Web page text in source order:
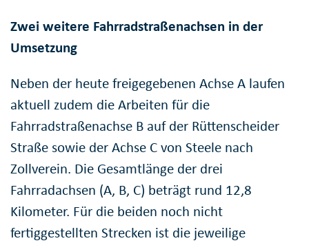
Zwei weitere Fahrradstraßenachsen in der
Umsetzung
Neben der heute freigegebenen Achse A laufen
aktuell zudem die Arbeiten für die
Fahrradstraßenachse B auf der Rüttenscheider
Straße sowie der Achse C von Steele nach
Zollverein. Die Gesamtlänge der drei
Fahrradachsen (A, B, C) beträgt rund 12,8
Kilometer. Für die beiden noch nicht
fertiggestellten Strecken ist die jeweilige